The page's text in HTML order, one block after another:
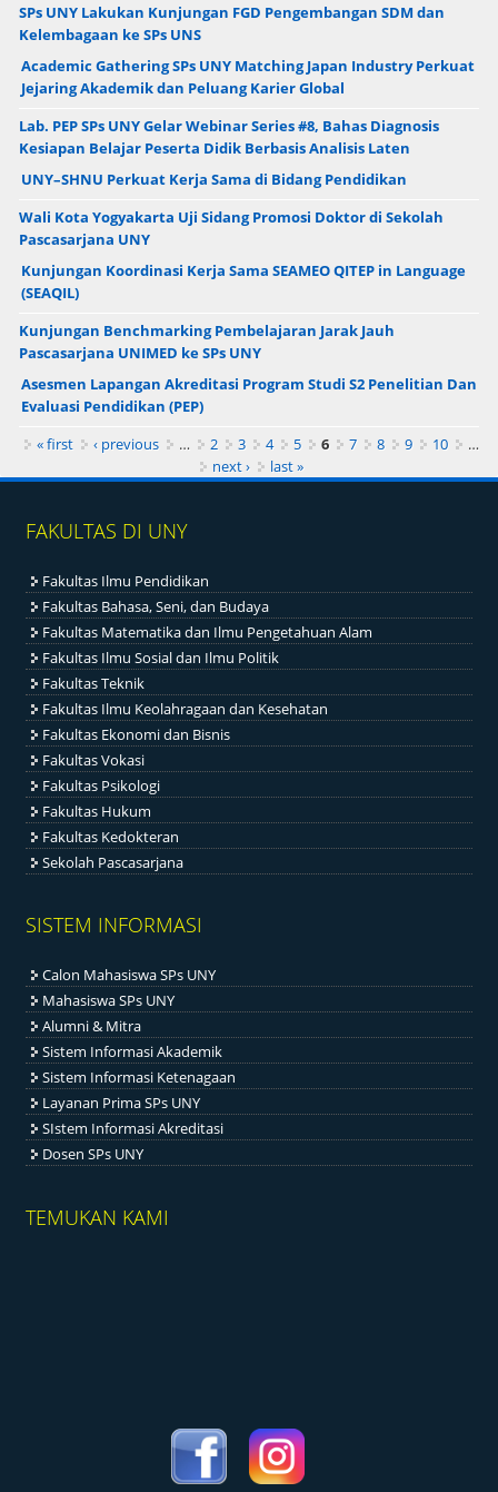
SPs UNY Lakukan Kunjungan FGD Pengembangan SDM dan
Kelembagaan ke SPs UNS
Academic Gathering SPs UNY Matching Japan Industry Perkuat
Jejaring Akademik dan Peluang Karier Global
Lab. PEP SPs UNY Gelar Webinar Series #8, Bahas Diagnosis
Kesiapan Belajar Peserta Didik Berbasis Analisis Laten
UNY–SHNU Perkuat Kerja Sama di Bidang Pendidikan
Wali Kota Yogyakarta Uji Sidang Promosi Doktor di Sekolah
Pascasarjana UNY
Kunjungan Koordinasi Kerja Sama SEAMEO QITEP in Language
(SEAQIL)
Kunjungan Benchmarking Pembelajaran Jarak Jauh
Pascasarjana UNIMED ke SPs UNY
Asesmen Lapangan Akreditasi Program Studi S2 Penelitian Dan
Evaluasi Pendidikan (PEP)
Pages
« first ‹ previous … 2 3 4 5 6 7 8 9 10
…
next ›
last »
FAKULTAS DI UNY
Fakultas Ilmu Pendidikan
Fakultas Bahasa, Seni, dan Budaya
Fakultas Matematika dan Ilmu Pengetahuan Alam
Fakultas Ilmu Sosial dan Ilmu Politik
Fakultas Teknik
Fakultas Ilmu Keolahragaan dan Kesehatan
Fakultas Ekonomi dan Bisnis
Fakultas Vokasi
Fakultas Psikologi
Fakultas Hukum
Fakultas Kedokteran
Sekolah Pascasarjana
SISTEM INFORMASI
Calon Mahasiswa SPs UNY
Mahasiswa SPs UNY
Alumni & Mitra
Sistem Informasi Akademik
Sistem Informasi Ketenagaan
Layanan Prima SPs UNY
SIstem Informasi Akreditasi
Dosen SPs UNY
TEMUKAN KAMI